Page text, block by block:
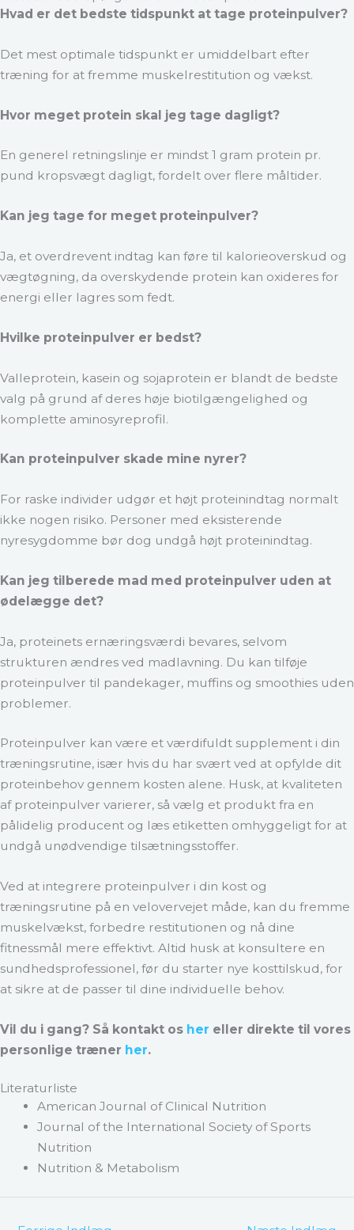
Hvad er det bedste tidspunkt at tage proteinpulver?
Det mest optimale tidspunkt er umiddelbart efter
træning for at fremme muskelrestitution og vækst.
Hvor meget protein skal jeg tage dagligt?
En generel retningslinje er mindst 1 gram protein pr.
pund kropsvægt dagligt, fordelt over flere måltider.
Kan jeg tage for meget proteinpulver?
Ja, et overdrevent indtag kan føre til kalorieoverskud og
vægtøgning, da overskydende protein kan oxideres for
energi eller lagres som fedt.
Hvilke proteinpulver er bedst?
Valleprotein, kasein og sojaprotein er blandt de bedste
valg på grund af deres høje biotilgængelighed og
komplette aminosyreprofil.
Kan proteinpulver skade mine nyrer?
For raske individer udgør et højt proteinindtag normalt
ikke nogen risiko. Personer med eksisterende
nyresygdomme bør dog undgå højt proteinindtag.
Kan jeg tilberede mad med proteinpulver uden at
ødelægge det?
Ja, proteinets ernæringsværdi bevares, selvom
strukturen ændres ved madlavning. Du kan tilføje
proteinpulver til pandekager, muffins og smoothies uden
problemer.
Proteinpulver kan være et værdifuldt supplement i din
træningsrutine, især hvis du har svært ved at opfylde dit
proteinbehov gennem kosten alene. Husk, at kvaliteten
af proteinpulver varierer, så vælg et produkt fra en
pålidelig producent og læs etiketten omhyggeligt for at
undgå unødvendige tilsætningsstoffer.
Ved at integrere proteinpulver i din kost og
træningsrutine på en velovervejet måde, kan du fremme
muskelvækst, forbedre restitutionen og nå dine
fitnessmål mere effektivt. Altid husk at konsultere en
sundhedsprofessionel, før du starter nye kosttilskud, for
at sikre at de passer til dine individuelle behov.
Vil du i gang? Så kontakt os her eller direkte til vores
personlige træner her.
Literaturliste
American Journal of Clinical Nutrition
Journal of the International Society of Sports
Nutrition
Nutrition & Metabolism